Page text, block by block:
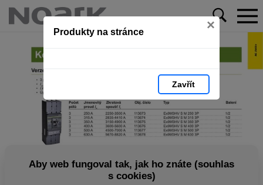
Produkty na stránce ×
Zavřít
Aby web fungoval tak, jak ho znáte (souhlas
s cookies)